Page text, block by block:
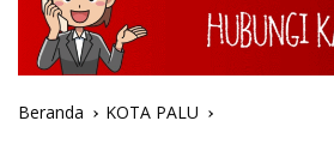
Beranda KOTA PALU